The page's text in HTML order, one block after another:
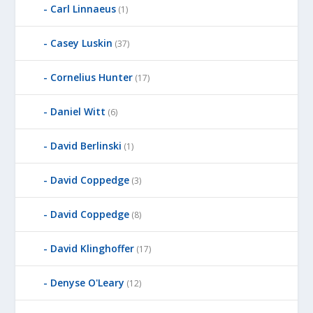
Carl Linnaeus (1)
Casey Luskin (37)
Cornelius Hunter (17)
Daniel Witt (6)
David Berlinski (1)
David Coppedge (3)
David Coppedge (8)
David Klinghoffer (17)
Denyse O'Leary (12)